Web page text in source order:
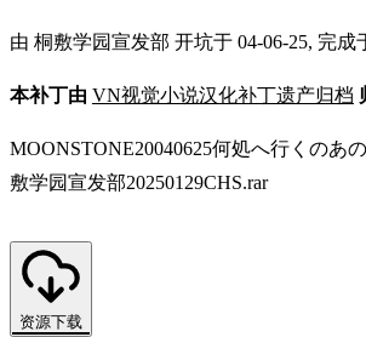
由 桐敷学园宣发部 开坑于 04-06-25, 完成
本补丁由 VN视觉小说汉化补丁遗产归档
MOONSTONE20040625何処へ行くのあ
敷学园宣发部20250129CHS.rar
资源下载